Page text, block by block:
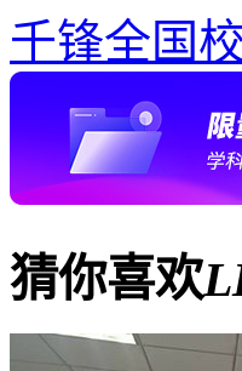
千锋全国
猜你喜欢